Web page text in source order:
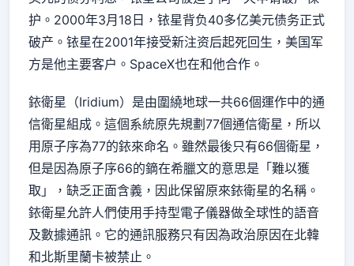
护。2000年3月18日，铱星背负40多亿美元债务正式
破产。铱星在2001年接受新注资后起死回生，美国军
方是他主要客户。SpaceX也在和他合作。
銥衛星（Iridium）是由圍繞地球一共66個運作中的通
信衛星組成。這個系統原先規劃77個通信衛星，所以
用原子序為77的銥來命名。雖然最後只有66個衛星，
但是因為原子序66的鏑在希臘文的意思是「難以獲
取」，缺乏正面含義，因此保留原來銥衛星的名稱。
銥衛星允許人們使用手持型電子儀器做全球性的語音
及數據通訊。它的通訊服務只有因為政治原因在北韓
和北斯里蘭卡被禁止。